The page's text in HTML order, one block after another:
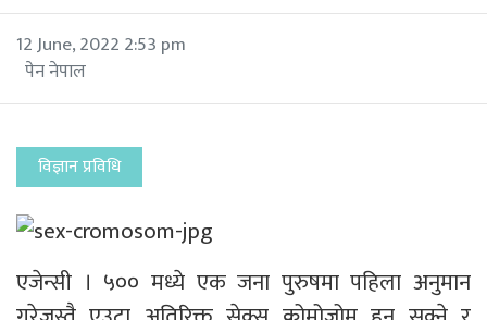
12 June, 2022 2:53 pm
पेन नेपाल
विज्ञान प्रविधि
एजेन्सी । ५०० मध्ये एक जना पुरुषमा पहिला अनुमान